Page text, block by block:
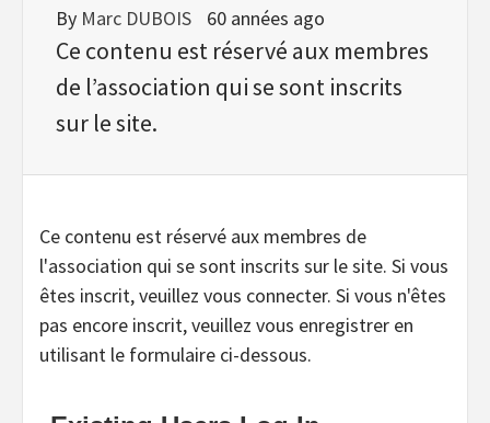
By Marc DUBOIS 60 années ago
Ce contenu est réservé aux membres
de l’association qui se sont inscrits
sur le site.
Ce contenu est réservé aux membres de
l'association qui se sont inscrits sur le site. Si vous
êtes inscrit, veuillez vous connecter. Si vous n'êtes
pas encore inscrit, veuillez vous enregistrer en
utilisant le formulaire ci-dessous.